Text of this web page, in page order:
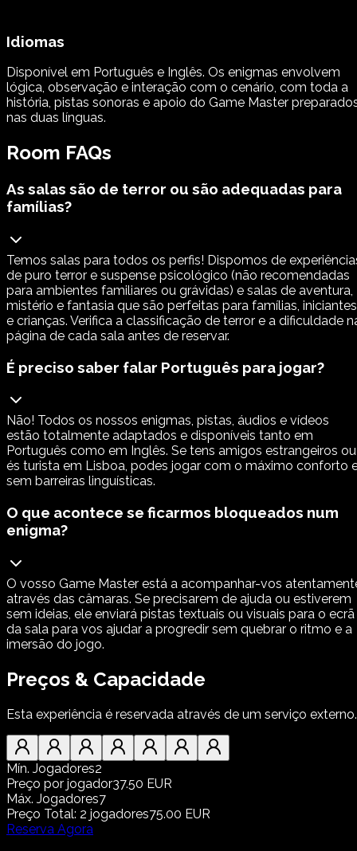
Idiomas
Disponível em Português e Inglês. Os enigmas envolvem
lógica, observação e interação com o cenário, com toda a
história, pistas sonoras e apoio do Game Master
nas duas línguas.
Room FAQs
As salas são de terror ou são adequadas para
famílias?
Temos salas para todos os perfis! Dispomos de
de puro terror e suspense psicológico (não recomendadas
para ambientes familiares ou grávidas) e salas de aventura,
mistério e fantasia que são perfeitas para famílias, iniciantes
e crianças. Verifica a classificação de terror e a dificuldade
página de cada sala antes de reservar.
É preciso saber falar Português para jogar?
Não! Todos os nossos enigmas, pistas, áudios e vídeos
estão totalmente adaptados e disponíveis tanto em
Português como em Inglês. Se tens amigos estrangeiros ou
és turista em Lisboa, podes jogar com o máximo conforto
sem barreiras linguísticas.
O que acontece se ficarmos bloqueados num
enigma?
O vosso Game Master está a acompanhar-vos
através das câmaras. Se precisarem de ajuda ou estiverem
sem ideias, ele enviará pistas textuais ou visuais para o ecrã
da sala para vos ajudar a progredir sem quebrar o ritmo e a
imersão do jogo.
Preços & Capacidade
Esta experiência é reservada através de um serviço externo.
Mín. Jogadores2
Preço por jogador37.50 EUR
Máx. Jogadores7
Preço Total: 2 jogadores75.00 EUR
Reserva Agora